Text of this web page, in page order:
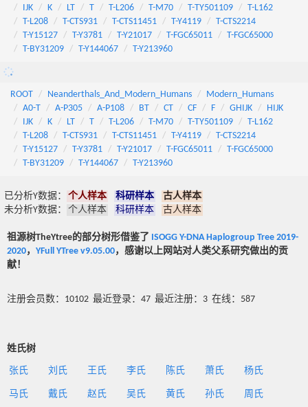
IJK
K LT T T-L206 T-M70 T-TY501109
T-L162
T-L208
T-CTS931 T-CTS11451 T-Y4119
T-CTS2214
T-Y15127
T-Y3781 T-Y21017 T-FGC65011
T-FGC65000
T-BY31209
T-Y144067 T-Y213960
ROOT Neanderthals_And_Modern_Humans
Modern_Humans
A0-T
A-P305 A-P108 BT CT CF F GHIJK
HIJK
IJK
K LT T T-L206 T-M70 T-TY501109
T-L162
T-L208
T-CTS931 T-CTS11451 T-Y4119
T-CTS2214
T-Y15127
T-Y3781 T-Y21017 T-FGC65011
T-FGC65000
T-BY31209
T-Y144067 T-Y213960
已分析Y数据： 个人样本 科研样本
古人样本
未分析Y数据：
个人样本 科研样本 古人样本
祖源树TheYtree的部分树形借鉴了 ISOGG Y-DNA Haplogroup Tree 2019-
2020， YFull YTree v9.05.00，感谢以上网站对人类父系研究做出的贡
献！
注册会员数：10102 最近登录：47 最近注册：3 在线：587
姓氏树
张氏 刘氏 王氏 李氏 陈氏 萧氏 杨氏
马氏 戴氏 赵氏 吴氏 黄氏 孙氏 周氏